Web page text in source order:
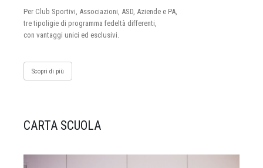
Per Club Sportivi, Associazioni, ASD, Aziende e PA,
tre tipoligie di programma fedeltà differenti,
con vantaggi unici ed esclusivi.
Scopri di più
CARTA SCUOLA